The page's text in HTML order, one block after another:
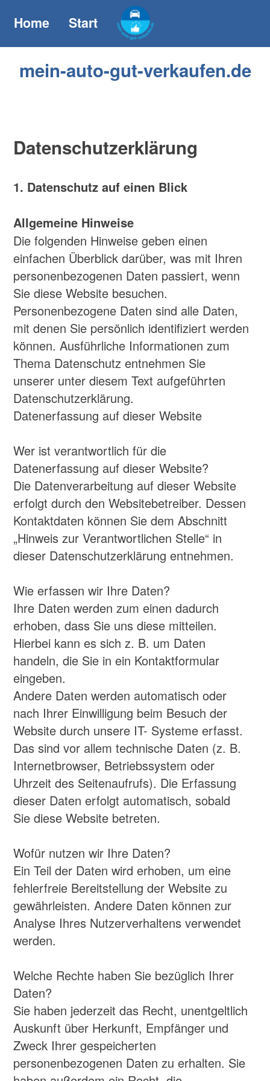
Home Start
mein-auto-gut-verkaufen.de
1. Datenschutz auf einen Blick
Die folgenden Hinweise geben einen
einfachen Überblick darüber, was mit Ihren
Sie diese Website besuchen.
Personenbezogene Daten sind alle Daten,
mit denen Sie persönlich identifiziert werden
können. Ausführliche Informationen zum
Thema Datenschutz entnehmen Sie
unserer unter diesem Text aufgeführten
Datenschutzerklärung.
Datenerfassung auf dieser Website
Wer ist verantwortlich für die
Datenerfassung auf dieser Website?
Die Datenverarbeitung auf dieser Website
erfolgt durch den Websitebetreiber. Dessen
Kontaktdaten können Sie dem Abschnitt
„Hinweis zur Verantwortlichen Stelle“ in
dieser Datenschutzerklärung entnehmen.
Ihre Daten werden zum einen dadurch
erhoben, dass Sie uns diese mitteilen.
Hierbei kann es sich z. B. um Daten
handeln, die Sie in ein Kontaktformular
eingeben.
Andere Daten werden automatisch oder
nach Ihrer Einwilligung beim Besuch der
Website durch unsere IT- Systeme erfasst.
Das sind vor allem technische Daten (z. B.
Uhrzeit des Seitenaufrufs). Die Erfassung
dieser Daten erfolgt automatisch, sobald
Sie diese Website betreten.
Wofür nutzen wir Ihre Daten?
Ein Teil der Daten wird erhoben, um eine
fehlerfreie Bereitstellung der Website zu
gewährleisten. Andere Daten können zur
Analyse Ihres Nutzerverhaltens verwendet
werden.
Welche Rechte haben Sie bezüglich Ihrer
Daten?
Sie haben jederzeit das Recht, unentgeltlich
Auskunft über Herkunft, Empfänger und
Zweck Ihrer gespeicherten
personenbezogenen Daten zu erhalten. Sie
haben außerdem ein Recht, die
Berichtigung oder Löschung dieser Daten
zur Datenverarbeitung erteilt haben,
können Sie diese Einwilligung jederzeit für
die Zukunft widerrufen. Außerdem haben
Sie das Recht, unter
bestimmten Umständen die Einschränkung
der Verarbeitung Ihrer personenbezogenen
Daten zu verlangen. Des Weiteren steht
Ihnen ein Beschwerderecht bei der
Thema Datenschutz können Sie sich
jederzeit an uns wenden.
Analyse-Tools und Tools von Drittanbietern
Beim Besuch dieser Website kann Ihr Surf-
Verhalten statistisch ausgewertet werden.
Das geschieht vor allem mit sogenannten
Analyseprogrammen.
Detaillierte Informationen zu diesen
Impressum
AGB